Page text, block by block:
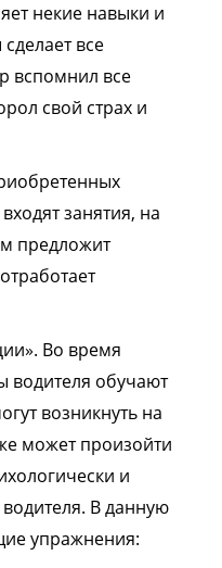
некие навыки и
все
вспомнил все
свой страх и
занятия, на
предложит
Во время
водителя обучают
возникнуть на
может произойти
и
В данную
упражнения: